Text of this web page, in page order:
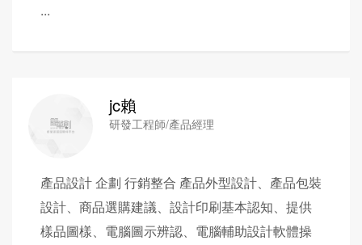
...
jc賴
研發工程師/產品經理
產品設計 企劃 行銷整合 產品外型設計、產品包裝
設計、商品選購建議、設計印刷基本認知、提供
樣品圖樣、電腦圖示辨認、電腦輔助設計軟體操